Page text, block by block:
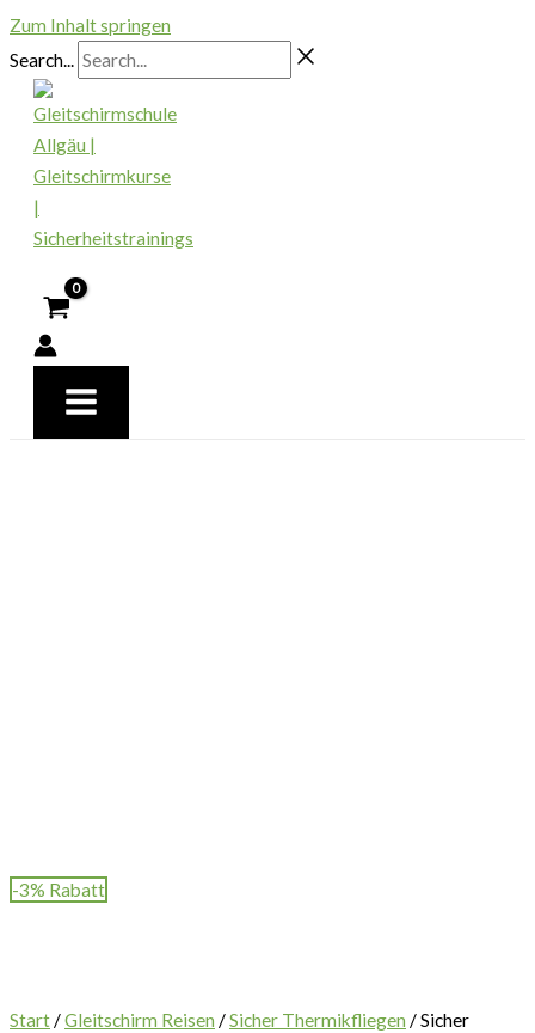
Zum Inhalt springen
Search...
-3% Rabatt
Start/Gleitschirm Reisen /Sicher Thermikfliegen / Sicher